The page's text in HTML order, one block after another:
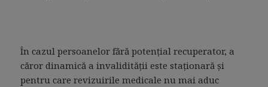
În cazul persoanelor fără potenţial recuperator, a
căror dinamică a invalidităţii este staţionară şi
pentru care revizuirile medicale nu mai aduc